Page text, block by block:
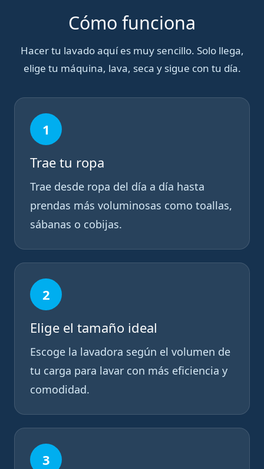
Cómo funciona
Hacer tu lavado aquí es muy sencillo. Solo llega,
elige tu máquina, lava, seca y sigue con tu día.
1
Trae tu ropa
Trae desde ropa del día a día hasta
prendas más voluminosas como toallas,
sábanas o cobijas.
2
Elige el tamaño ideal
Escoge la lavadora según el volumen de
tu carga para lavar con más eficiencia y
comodidad.
3